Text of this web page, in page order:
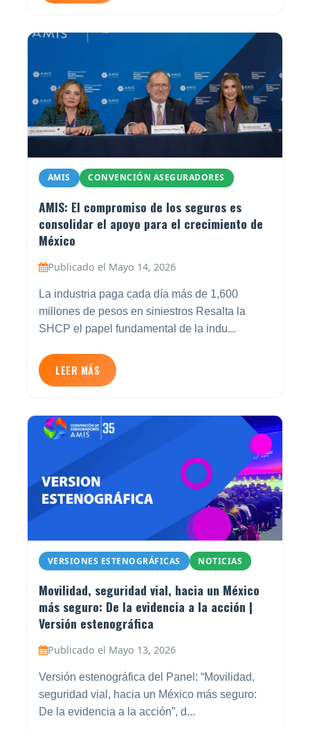
AMIS CONVENCIÓN ASEGURADORES
AMIS: El compromiso de los seguros es
consolidar el apoyo para el crecimiento de
México
Publicado el Mayo 14, 2026
La industria paga cada día más de 1,600
millones de pesos en siniestros Resalta la
SHCP el papel fundamental de la indu...
LEER MÁS
VERSIONES ESTENOGRÁFICAS NOTICIAS
Movilidad, seguridad vial, hacia un México
más seguro: De la evidencia a la acción |
Versión estenográfica
Publicado el Mayo 13, 2026
Versión estenográfica del Panel: “Movilidad,
seguridad vial, hacia un México más seguro:
De la evidencia a la acción”, d...